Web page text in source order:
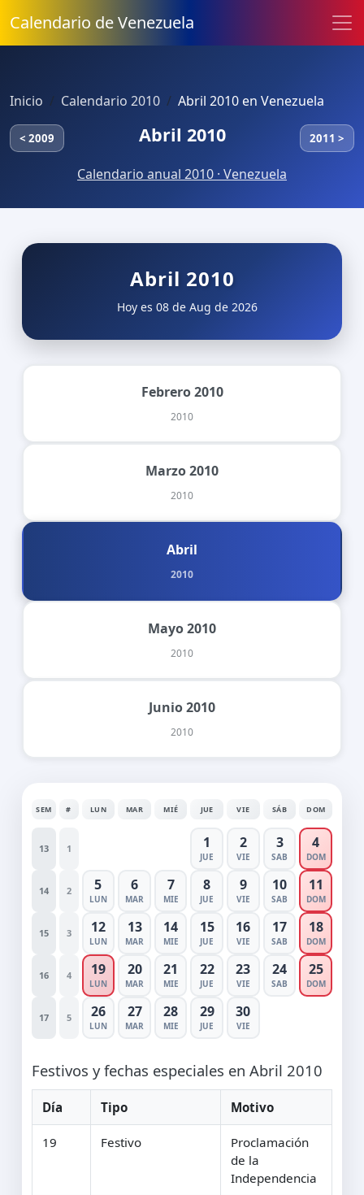
Calendario de Venezuela
Inicio Calendario 2010 Abril 2010 en Venezuela
< 2009 Abril 2010 2011 >
Calendario anual 2010 · Venezuela
Abril 2010
Hoy es 08 de Aug de 2026
Febrero 2010
2010
Marzo 2010
2010
Abril
2010
Mayo 2010
2010
Junio 2010
2010
SEM # LUN MAR MIÉ JUE VIE SÁB DOM
13 1 1
JUE
2
VIE
3
SAB
4
DOM
14 2 5
LUN
6
MAR
7
MIE
8
JUE
9
VIE
10
SAB
11
DOM
15 3 12
LUN
13
MAR
14
MIE
15
JUE
16
VIE
17
SAB
18
DOM
16 4 19
LUN
20
MAR
21
MIE
22
JUE
23
VIE
24
SAB
25
DOM
17 5 26
LUN
27
MAR
28
MIE
29
JUE
30
VIE
Festivos y fechas especiales en Abril 2010
Día Tipo Motivo
19 Festivo
Proclamación
de la
Independencia